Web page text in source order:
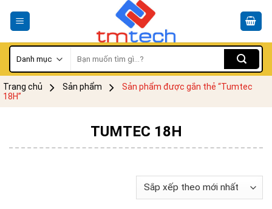
kiếm:
Trang chủ Sản phẩm
Sản phẩm được gắn thẻ “Tumtec
18H”
TUMTEC 18H